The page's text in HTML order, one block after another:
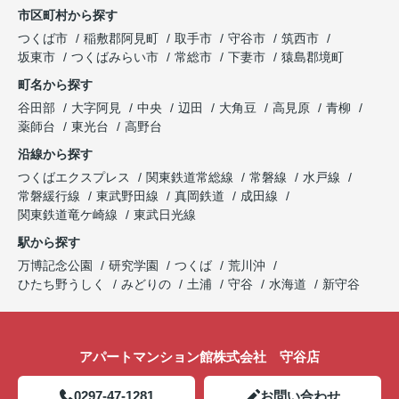
市区町村から探す
つくば市
稲敷郡阿見町 取手市 守谷市
筑西市
坂東市
つくばみらい市 常総市 下妻市
猿島郡境町
町名から探す
谷田部
大字阿見 中央 辺田 大角豆 高見原
青柳
薬師台
東光台
高野台
沿線から探す
つくばエクスプレス
関東鉄道常総線 常磐線
水戸線
常磐緩行線
東武野田線 真岡鉄道
成田線
関東鉄道竜ケ崎線
東武日光線
駅から探す
万博記念公園
研究学園 つくば
荒川沖
ひたち野うしく
みどりの 土浦 守谷 水海道 新守谷
アパートマンション館株式会社 守谷店
0297-47-1281 お問い合わせ